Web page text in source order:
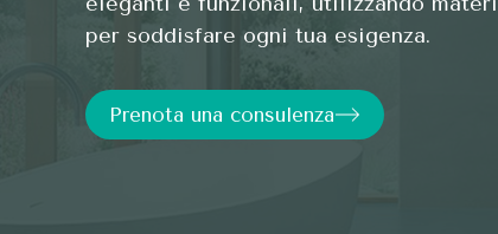
per soddisfare ogni tua esigenza.
Prenota una consulenza